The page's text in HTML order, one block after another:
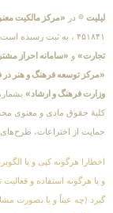
لیلیت ® در «مرکز مالکیت
۴۵۱۸۴۱ ، به ثبت رسیده است و در
تجارت» و «سامانه احراز
«مرکز توسعه فرهنگ و هنر
وزارت فرهنگ و ارشاد»
کلیهٔ حقوق مادی و معنوی
حمایت از اختراعات، طرح‌های
اخطار! هرگونه کپی و یا
و یا هرگونه استفاده و
گیرد (چه عیناً و یا بصورت